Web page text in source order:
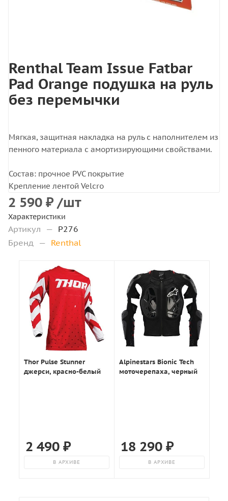
Renthal Team Issue Fatbar
Pad Orange подушка на руль
без перемычки
Мягкая, защитная накладка на руль с наполнителем из
пенного материала с амортизирующими свойствами.
Состав: прочное PVC покрытие
Крепление лентой Velcro
2 590 ₽ /шт
Характеристики
Артикул — P276
Бренд — Renthal
Thor Pulse Stunner
джерси, красно-белый
2 490₽
В АРХИВЕ
Alpinestars Bionic Tech
моточерепаха, черный
18 290 ₽
В АРХИВЕ